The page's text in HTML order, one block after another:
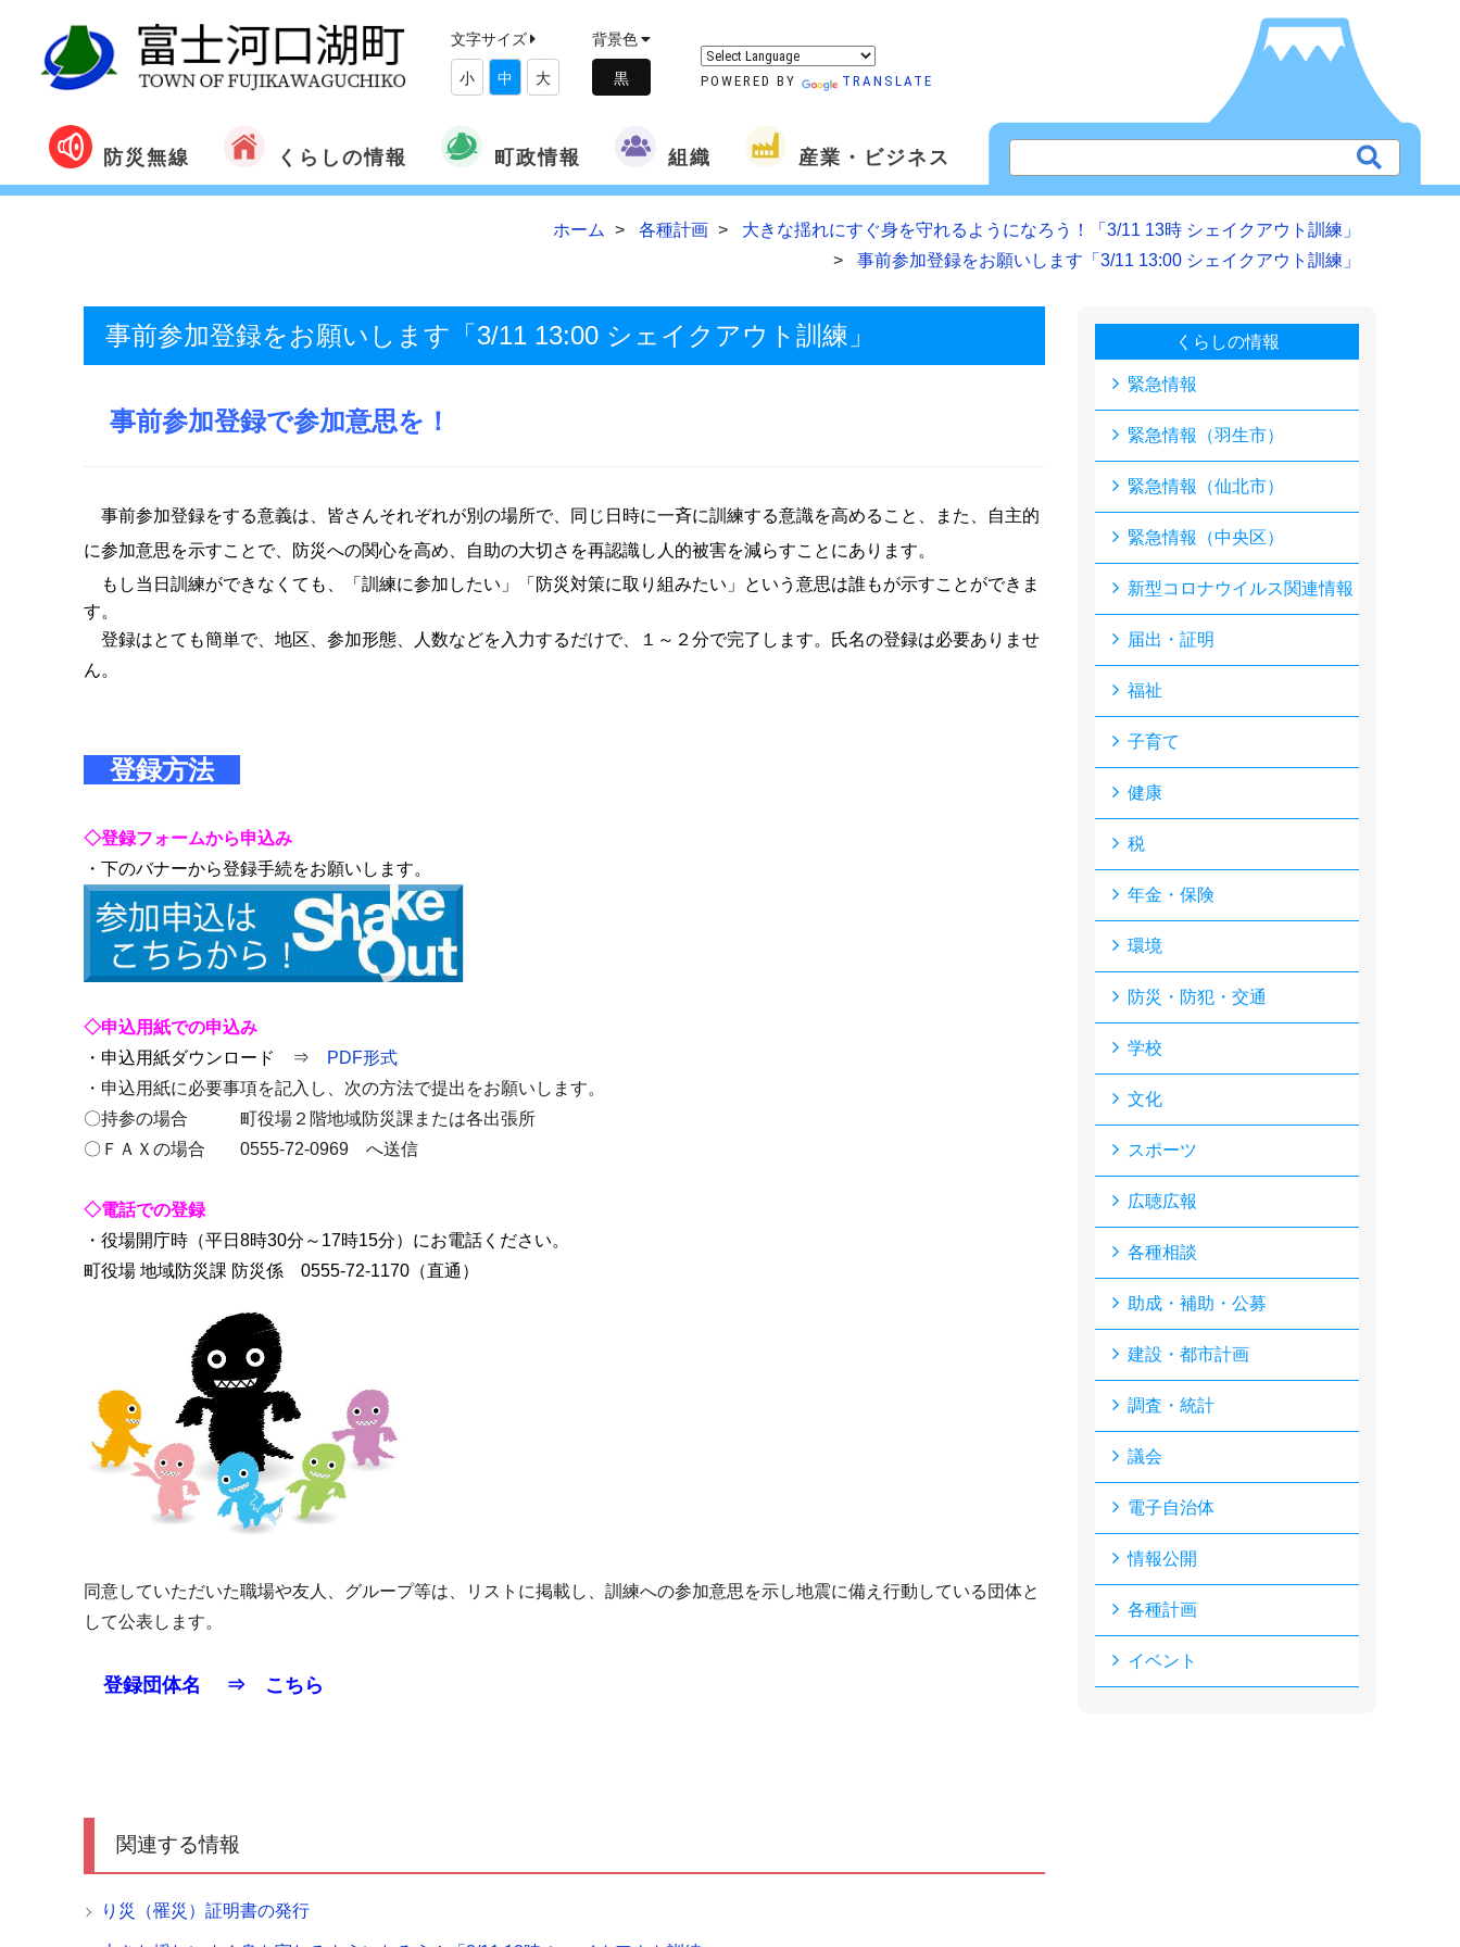
文字サイズ
小 中 大
背景色
POWERED BY TRANSLATE
防災無線 くらしの情報 町政情報 組織 産業・ビジネス
ホーム 各種計画
大きな揺れにすぐ身を守れるようになろう！「3/11 13時 シェイクアウト訓練」
事前参加登録をお願いします「3/11 13:00 シェイクアウト訓練」
事前参加登録をお願いします「3/11 13:00 シェイクアウト訓練」
事前参加登録で参加意思を！
事前参加登録をする意義は、皆さんそれぞれが別の場所で、同じ日時に一斉に訓練する意識を高めること、また、自主的
に参加意思を示すことで、防災への関心を高め、自助の大切さを再認識し人的被害を減らすことにあります。
もし当日訓練ができなくても、「訓練に参加したい」「防災対策に取り組みたい」という意思は誰もが示すことができま
す。
登録はとても簡単で、地区、参加形態、人数などを入力するだけで、１～２分で完了します。氏名の登録は必要ありませ
ん。
登録方法
◇登録フォームから申込み
・下のバナーから登録手続をお願いします。
◇申込用紙での申込み
・申込用紙ダウンロード ⇒
PDF形式
・申込用紙に必要事項を記入し、次の方法で提出をお願いします。
〇持参の場合 町役場２階地域防災課または各出張所
〇ＦＡＸの場合 0555-72-0969 へ送信
◇電話での登録
・役場開庁時（平日8時30分～17時15分）にお電話ください。
町役場 地域防災課 防災係 0555-72-1170（直通）
同意していただいた職場や友人、グループ等は、リストに掲載し、訓練への参加意思を示し地震に備え行動している団体と
して公表します。
登録団体名 ⇒ こちら
関連する情報
り災（罹災）証明書の発行
くらしの情報
緊急情報
緊急情報（羽生市）
緊急情報（仙北市）
緊急情報（中央区）
新型コロナウイルス関連情報
届出・証明
福祉
子育て
健康
税
年金・保険
環境
防災・防犯・交通
学校
文化
スポーツ
広聴広報
各種相談
助成・補助・公募
建設・都市計画
調査・統計
議会
電子自治体
情報公開
各種計画
イベント